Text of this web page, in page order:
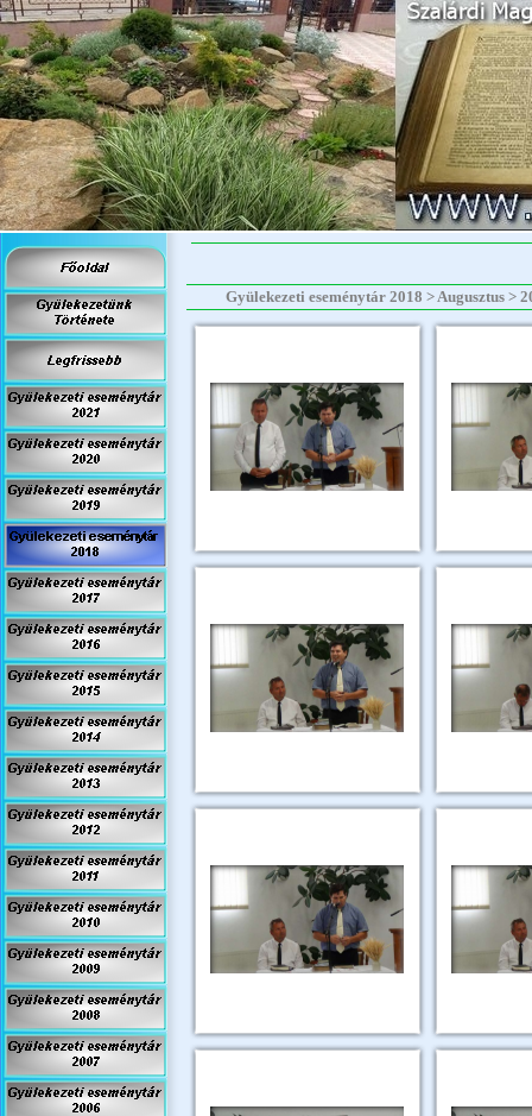
Gyülekezeti eseménytár 2018 > Augusztus >